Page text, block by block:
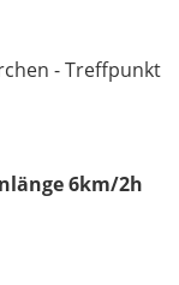
- Treffpunkt
6km/2h